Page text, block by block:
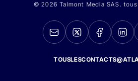
© 2026 Talmont Media SAS.